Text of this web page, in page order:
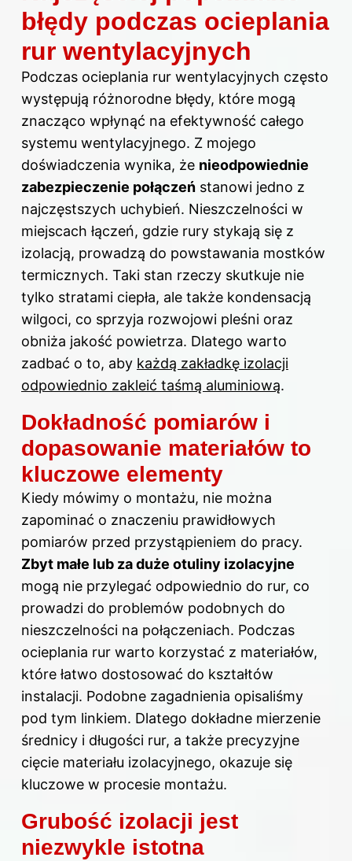
błędy podczas ocieplania
rur wentylacyjnych
Podczas ocieplania rur wentylacyjnych często
występują różnorodne błędy, które mogą
znacząco wpłynąć na efektywność całego
systemu wentylacyjnego. Z mojego
doświadczenia wynika, że nieodpowiednie
zabezpieczenie połączeń stanowi jedno z
najczęstszych uchybień. Nieszczelności w
miejscach łączeń, gdzie rury stykają się z
izolacją, prowadzą do powstawania mostków
termicznych. Taki stan rzeczy skutkuje nie
tylko stratami ciepła, ale także kondensacją
wilgoci, co sprzyja rozwojowi pleśni oraz
obniża jakość powietrza. Dlatego warto
zadbać o to, aby każdą zakładkę izolacji
odpowiednio zakleić taśmą aluminiową.
Dokładność pomiarów i
dopasowanie materiałów to
kluczowe elementy
Kiedy mówimy o montażu, nie można
zapominać o znaczeniu prawidłowych
pomiarów przed przystąpieniem do pracy.
Zbyt małe lub za duże otuliny izolacyjne
mogą nie przylegać odpowiednio do rur, co
prowadzi do problemów podobnych do
nieszczelności na połączeniach. Podczas
ocieplania rur warto korzystać z materiałów,
które łatwo dostosować do kształtów
instalacji. Podobne zagadnienia opisaliśmy
pod tym linkiem. Dlatego dokładne mierzenie
średnicy i długości rur, a także precyzyjne
cięcie materiału izolacyjnego, okazuje się
kluczowe w procesie montażu.
Grubość izolacji jest
niezwykle istotna